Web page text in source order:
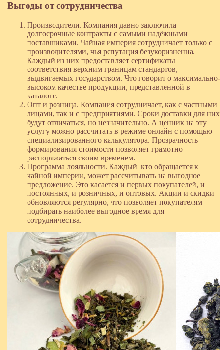
Выгоды от сотрудничества
Производители. Компания давно заключила
долгосрочные контракты с самыми надёжными
поставщиками. Чайная империя сотрудничает только с
производителями, чья репутация безукоризненна.
Каждый из них предоставляет сертификаты
соответствия верхним границам стандартов,
выдвигаемых государством. Что говорит о максимально-
высоком качестве продукции, представленной в
каталоге.
Опт и розница. Компания сотрудничает, как с частными
лицами, так и с предприятиями. Сроки доставки для них
будут отличаться, но незначительно. А ценник на эту
услугу можно рассчитать в режиме онлайн с помощью
специализированного калькулятора. Прозрачность
формирования стоимости позволяет грамотно
распоряжаться своим временем.
Программа лояльности. Каждый, кто обращается к
чайной империи, может рассчитывать на выгодное
предложение. Это касается и первых покупателей, и
постоянных, и розничных, и оптовых. Акции и скидки
обновляются регулярно, что позволяет покупателям
подбирать наиболее выгодное время для
сотрудничества.